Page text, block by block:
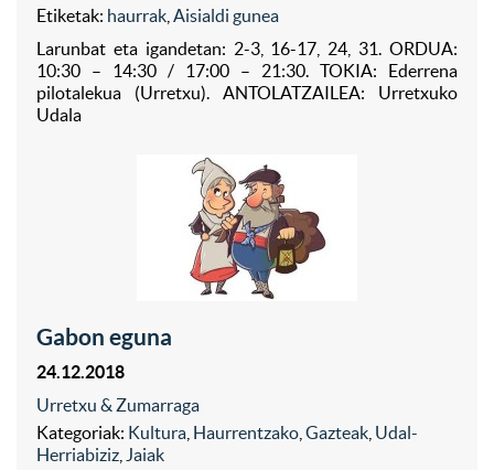
Etiketak: haurrak Aisialdi gunea
Larunbat eta igandetan: 2-3, 16-17, 24, 31. ORDUA:
10:30 – 14:30 / 17:00 – 21:30. TOKIA: Ederrena
pilotalekua (Urretxu). ANTOLATZAILEA: Urretxuko
Udala
Gabon eguna
24.12.2018
Urretxu & Zumarraga
Kategoriak: Kultura Haurrentzako Gazteak Udal-
Herriabiziz Jaiak